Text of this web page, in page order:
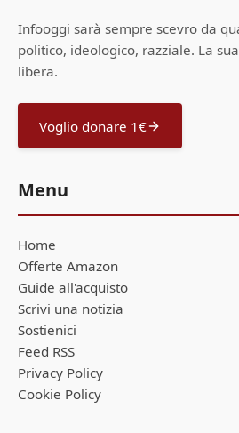
Infooggi sarà sempre scevro da
politico, ideologico, razziale. La
libera.
Voglio donare 1€
Menu
Home
Offerte Amazon
Guide all'acquisto
Scrivi una notizia
Sostienici
Feed RSS
Privacy Policy
Cookie Policy